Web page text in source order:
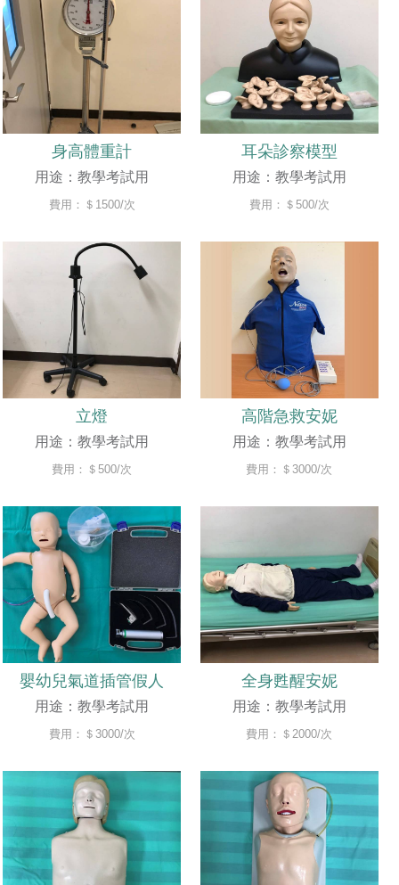
身高體重計
用途：教學考試用
費用：＄1500/次
耳朵診察模型
用途：教學考試用
費用：＄500/次
立燈
用途：教學考試用
費用：＄500/次
高階急救安妮
用途：教學考試用
費用：＄3000/次
嬰幼兒氣道插管假人
用途：教學考試用
費用：＄3000/次
全身甦醒安妮
用途：教學考試用
費用：＄2000/次